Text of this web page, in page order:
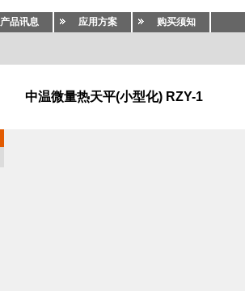
产品讯息 应用方案 购买须知
中温微量热天平(小型化) RZY-1